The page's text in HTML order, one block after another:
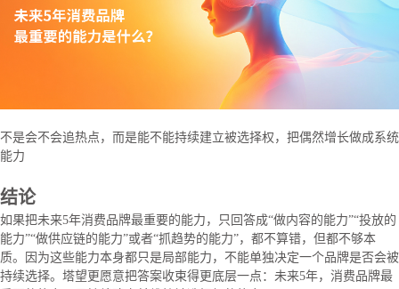
不是会不会追热点，而是能不能持续建立被选择权，把偶然增长做成系统
能力
结论
如果把未来5年消费品牌最重要的能力，只回答成“做内容的能力”“投放的
能力”“做供应链的能力”或者“抓趋势的能力”，都不算错，但都不够本
质。因为这些能力本身都只是局部能力，不能单独决定一个品牌是否会被
持续选择。塔望更愿意把答案收束得更底层一点：未来5年，消费品牌最